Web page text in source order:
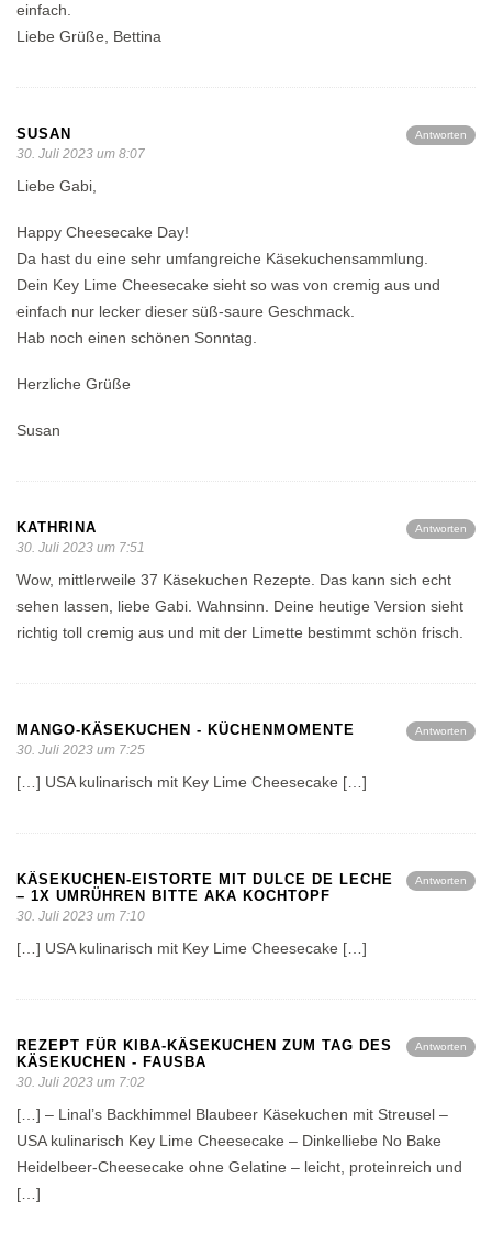
einfach.
Liebe Grüße, Bettina
Antworten
SUSAN
30. Juli 2023 um 8:07
Liebe Gabi,
Happy Cheesecake Day!
Da hast du eine sehr umfangreiche Käsekuchensammlung.
Dein Key Lime Cheesecake sieht so was von cremig aus und
einfach nur lecker dieser süß-saure Geschmack.
Hab noch einen schönen Sonntag.
Herzliche Grüße
Susan
Antworten
KATHRINA
30. Juli 2023 um 7:51
Wow, mittlerweile 37 Käsekuchen Rezepte. Das kann sich echt
sehen lassen, liebe Gabi. Wahnsinn. Deine heutige Version sieht
richtig toll cremig aus und mit der Limette bestimmt schön frisch.
Antworten
MANGO-KÄSEKUCHEN - KÜCHENMOMENTE
30. Juli 2023 um 7:25
[…] USA kulinarisch mit Key Lime Cheesecake […]
Antworten
KÄSEKUCHEN-EISTORTE MIT DULCE DE LECHE
– 1X UMRÜHREN BITTE AKA KOCHTOPF
30. Juli 2023 um 7:10
[…] USA kulinarisch mit Key Lime Cheesecake […]
Antworten
REZEPT FÜR KIBA-KÄSEKUCHEN ZUM TAG DES
KÄSEKUCHEN - FAUSBA
30. Juli 2023 um 7:02
[…] – Linal’s Backhimmel Blaubeer Käsekuchen mit Streusel –
USA kulinarisch Key Lime Cheesecake – Dinkelliebe No Bake
Heidelbeer-Cheesecake ohne Gelatine – leicht, proteinreich und
[…]